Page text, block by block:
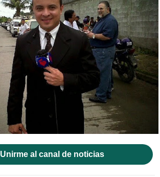
Unirme al canal de noticias